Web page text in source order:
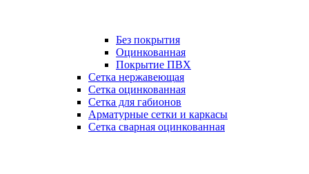
Без покрытия
Оцинкованная
Покрытие ПВХ
Сетка нержавеющая
Сетка оцинкованная
Сетка для габионов
Арматурные сетки и каркасы
Сетка сварная оцинкованная